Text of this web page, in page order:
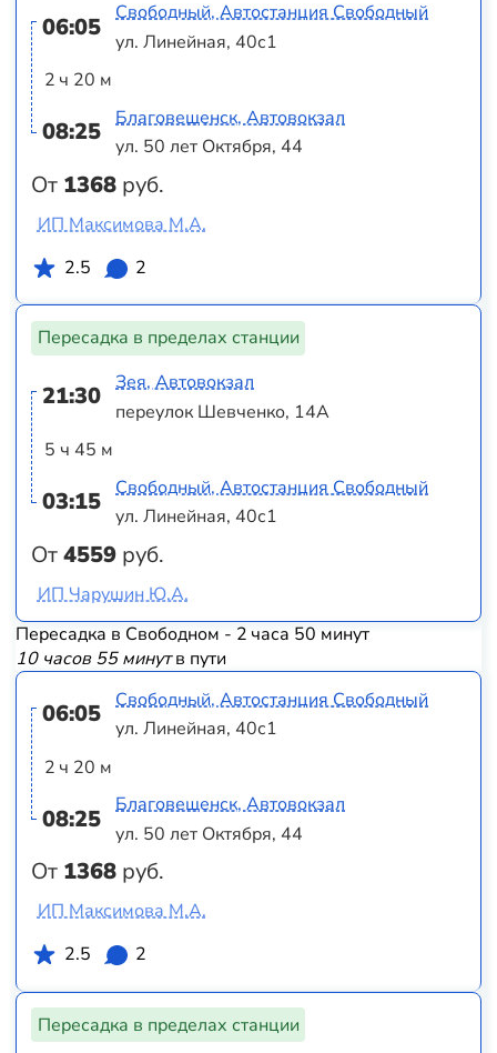
06:05
2 ч 20 м
08:25
От 1368 руб.
Свободный, Автостанция Свободный
ул. Линейная, 40с1
Благовещенск, Автовокзал
ул. 50 лет Октября, 44
ИП Максимова М.А.
2.5
2
Пересадка в пределах станции
21:30
5 ч 45 м
03:15
От4559 руб.
Зея, Автовокзал
переулок Шевченко, 14А
Свободный, Автостанция Свободный
ул. Линейная, 40с1
ИП Чарушин Ю.А.
Пересадка в Свободном - 2 часа 50 минут
10 часов 55 минутв пути
06:05
2 ч 20 м
08:25
От 1368 руб.
Свободный, Автостанция Свободный
ул. Линейная, 40с1
Благовещенск, Автовокзал
ул. 50 лет Октября, 44
ИП Максимова М.А.
2.5
2
Пересадка в пределах станции